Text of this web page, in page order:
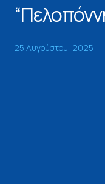
25 Αυγούστου, 2025